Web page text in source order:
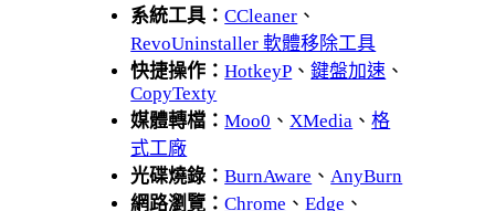
系統工具：CCleaner 、
RevoUninstaller 軟體移除工具
快捷操作：HotkeyP 、鍵盤加速 、
CopyTexty
媒體轉檔：Moo0 、 XMedia 、格
式工廠
光碟燒錄：BurnAware 、 AnyBurn
網路瀏覽：Chrome 、Edge 、